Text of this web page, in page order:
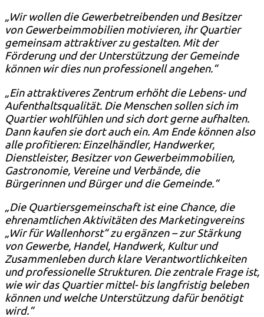
„Wir wollen die Gewerbetreibenden und Besitzer
von Gewerbeimmobilien motivieren, ihr Quartier
gemeinsam attraktiver zu gestalten. Mit der
Förderung und der Unterstützung der Gemeinde
können wir dies nun professionell angehen.“
„Ein attraktiveres Zentrum erhöht die Lebens- und
Aufenthaltsqualität. Die Menschen sollen sich im
Quartier wohlfühlen und sich dort gerne aufhalten.
Dann kaufen sie dort auch ein. Am Ende können also
alle profitieren: Einzelhändler, Handwerker,
Dienstleister, Besitzer von Gewerbeimmobilien,
Gastronomie, Vereine und Verbände, die
Bürgerinnen und Bürger und die Gemeinde.“
„Die Quartiersgemeinschaft ist eine Chance, die
ehrenamtlichen Aktivitäten des Marketingvereins
„Wir für Wallenhorst“ zu ergänzen – zur Stärkung
von Gewerbe, Handel, Handwerk, Kultur und
Zusammenleben durch klare Verantwortlichkeiten
und professionelle Strukturen. Die zentrale Frage ist,
wie wir das Quartier mittel- bis langfristig beleben
können und welche Unterstützung dafür benötigt
wird.“